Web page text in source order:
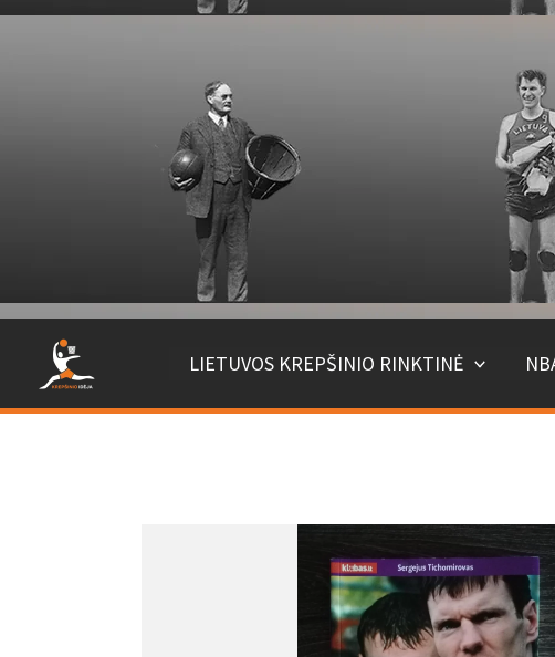
LIETUVOS KREPŠINIO RINKTINĖ